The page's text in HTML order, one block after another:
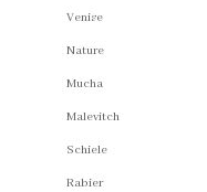
Venise
Nature
Mucha
Malevitch
Schiele
Rabier